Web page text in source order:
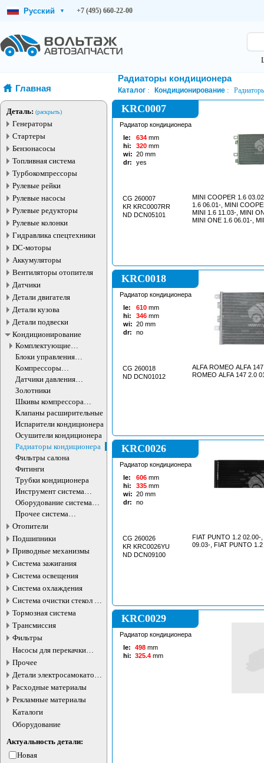
Русский ▾ +7 (495) 660-22-00
Главная
Деталь: (раскрыть)
Генераторы
Стартеры
Бензонасосы
Топливная система
Турбокомпрессоры
Рулевые рейки
Рулевые насосы
Рулевые редукторы
Рулевые колонки
Гидравлика спецтехники
DC-моторы
Аккумуляторы
Вентиляторы отопителя
Датчики
Детали двигателя
Детали кузова
Детали подвески
Кондиционирование
Комплектующие
компрессоров
кондиционера
Блоки управления
кондиционером
Компрессоры
кондиционера
Датчики давления
хладагента
Золотники
Шкивы компрессора
кондиционера
Клапаны расширительные
Испарители кондиционера
Осушители кондиционера
Радиаторы кондиционера
Фильтры салона
Фитинги
Трубки кондиционера
Инструмент система
кондиционирования
Оборудование система
кондиционирования
Прочее система
кондиционирования
Отопители
Подшипники
Приводные механизмы
Система зажигания
Система освещения
Система охлаждения
Система очистки стекол и
фар
Тормозная система
Трансмиссия
Фильтры
Насосы для перекачки
жидкостей
Прочее
Детали электросамокатов и
электротранспорта
Расходные материалы
Рекламные материалы
Каталоги
Оборудование
Актуальность детали:
Новая
Радиаторы кондиционера
Каталог Кондиционирование
KRC0007
Радиатор кондиционера
le:
634 mm
hi:
320 mm
wi: 20 mm
dr:
yes
CG 260007
KR KRC0007RR
ND DCN05101
MINI COOPER 1.6
1.6 06.01-, MINI
MINI 1.6 11.03-, MINI
MINI ONE 1.6 06.01-,
KRC0018
Радиатор кондиционера
le:
610 mm
hi:
346 mm
wi: 20 mm
dr:
no
CG 260018
ND DCN01012
ALFA ROMEO ALFA
ROMEO ALFA 147 2.0
KRC0026
Радиатор кондиционера
le:
606 mm
hi:
335 mm
wi: 20 mm
dr:
no
CG 260026
KR KRC0026YU
ND DCN09100
FIAT PUNTO 1.2 02.00-
09.03-, FIAT PUNTO
KRC0029
Радиатор кондиционера
le:
498 mm
hi: 325.4 mm